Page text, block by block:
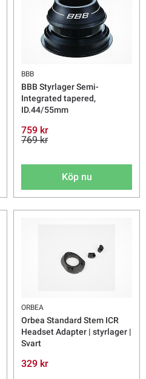
BBB
BBB Styrlager Semi-
Integrated tapered,
ID.44/55mm
759 kr
769 kr
Köp nu
ORBEA
Orbea Standard Stem ICR
Headset Adapter | styrlager |
Svart
329 kr